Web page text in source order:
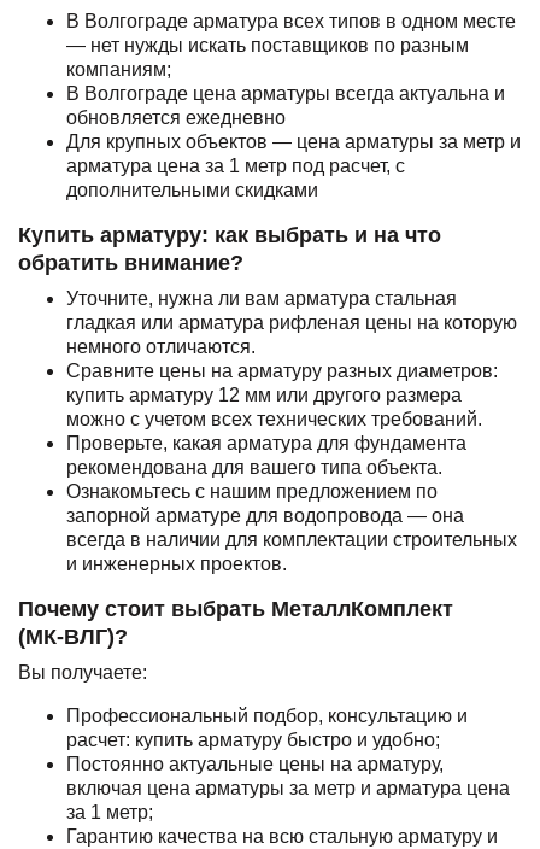
В Волгограде арматура всех типов в одном месте
— нет нужды искать поставщиков по разным
компаниям;
В Волгограде цена арматуры всегда актуальна и
обновляется ежедневно
Для крупных объектов — цена арматуры за метр и
арматура цена за 1 метр под расчет, с
дополнительными скидками
Купить арматуру: как выбрать и на что
обратить внимание?
Уточните, нужна ли вам арматура стальная
гладкая или арматура рифленая цены на которую
немного отличаются.
Сравните цены на арматуру разных диаметров:
купить арматуру 12 мм или другого размера
можно с учетом всех технических требований.
Проверьте, какая арматура для фундамента
рекомендована для вашего типа объекта.
Ознакомьтесь с нашим предложением по
запорной арматуре для водопровода — она
всегда в наличии для комплектации строительных
и инженерных проектов.
Почему стоит выбрать МеталлКомплект
(МК‑ВЛГ)?
Вы получаете:
Профессиональный подбор, консультацию и
расчет: купить арматуру быстро и удобно;
Постоянно актуальные цены на арматуру,
включая цена арматуры за метр и арматура цена
за 1 метр;
Гарантию качества на всю стальную арматуру и